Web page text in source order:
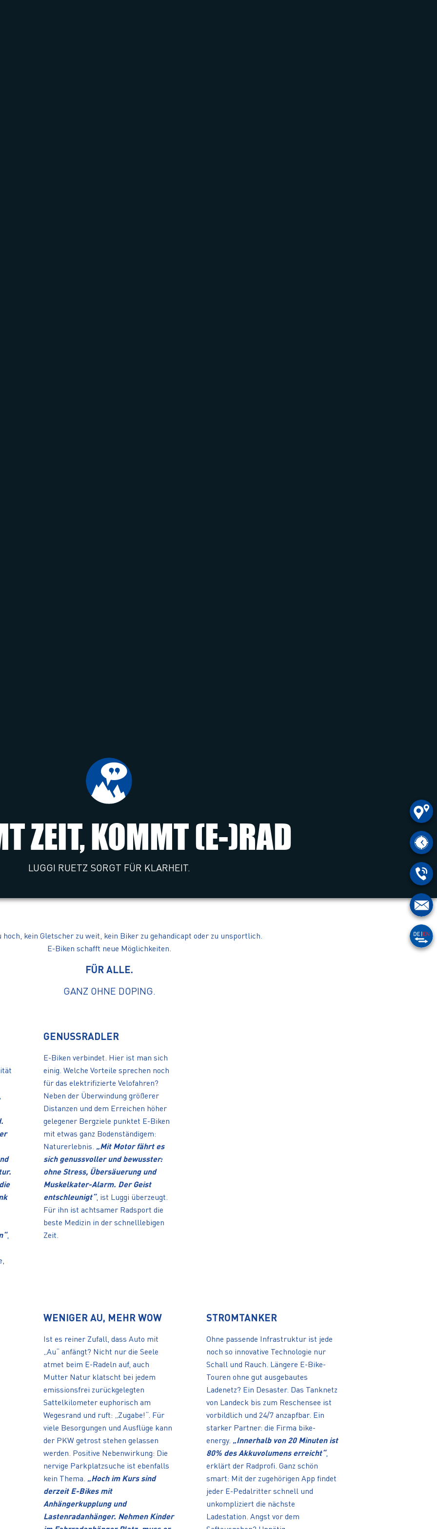
ZEIT, KOMMT (E-)RAD
LUGGI RUETZ SORGT FÜR KLARHEIT.
hoch, kein Gletscher zu weit, kein Biker zu gehandicapt oder zu unsportlich.
E-Biken schafft neue Möglichkeiten.
FÜR ALLE.
GANZ OHNE DOPING.
,
GENUSSRADLER
E-Biken verbindet. Hier ist man sich
einig. Welche Vorteile sprechen noch
für das elektrifizierte Velofahren?
Neben der Überwindung größerer
Distanzen und dem Erreichen höher
gelegener Bergziele punktet E-Biken
mit etwas ganz Bodenständigem:
Naturerlebnis. „Mit Motor fährt es
sich genussvoller und bewusster:
ohne Stress, Übersäuerung und
Muskelkater-Alarm. Der Geist
entschleunigt“, ist Luggi überzeugt.
Für ihn ist achtsamer Radsport die
beste Medizin in der schnelllebigen
Zeit.
WENIGER AU, MEHR WOW
Ist es reiner Zufall, dass Auto mit
„Au“ anfängt? Nicht nur die Seele
atmet beim E-Radeln auf, auch
Mutter Natur klatscht bei jedem
emissionsfrei zurückgelegten
Sattelkilometer euphorisch am
Wegesrand und ruft: „Zugabe!“. Für
viele Besorgungen und Ausflüge kann
der PKW getrost stehen gelassen
werden. Positive Nebenwirkung: Die
nervige Parkplatzsuche ist ebenfalls
kein Thema. „Hoch im Kurs sind
derzeit E-Bikes mit
Anhängerkupplung und
Lastenradanhänger. Nehmen Kinder
STROMTANKER
Ohne passende Infrastruktur ist jede
noch so innovative Technologie nur
Schall und Rauch. Längere E-Bike-
Touren ohne gut ausgebautes
Ladenetz? Ein Desaster. Das Tanknetz
von Landeck bis zum Reschensee ist
vorbildlich und 24/7 anzapfbar. Ein
starker Partner: die Firma bike-
energy. „Innerhalb von 20 Minuten ist
80% des Akkuvolumens erreicht“,
erklärt der Radprofi. Ganz schön
smart: Mit der zugehörigen App findet
jeder E-Pedalritter schnell und
unkompliziert die nächste
Ladestation. Angst vor dem